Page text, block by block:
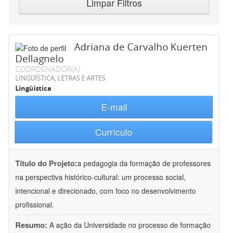
Limpar Filtros
Adriana de Carvalho Kuerten
Dellagnelo
COORDENADOR(A)
LINGÜÍSTICA, LETRAS E ARTES
Lingüística
E-mail
Currículo
Título do Projeto:a pedagogia da formação de professores
na perspectiva histórico-cultural: um processo social,
intencional e direcionado, com foco no desenvolvimento
profissional.
Resumo: A ação da Universidade no processo de formação